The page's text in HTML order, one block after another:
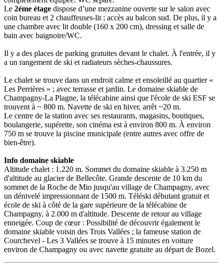
Le 2éme étage dispose d’une mezzanine ouverte sur le salon avec
coin bureau et 2 chauffeuses-lit ; accès au balcon sud. De plus, il y a
une chambre avec lit double (160 x 200 cm), dressing et salle de
bain avec baignoire/WC.
Il y a des places de parking gratuites devant le chalet. À l'entrée, il y
a un rangement de ski et radiateurs sèches-chaussures.
Le chalet se trouve dans un endroit calme et ensoleillé au quartier «
Les Perrières » ; avec terrasse et jardin. Le domaine skiable de
Champagny-La Plagne, la télécabine ainsi que l'école de ski ESF se
trouvent à ~ 800 m. Navette de ski en hiver, arrêt ~20 m.
Le centre de la station avec ses restaurants, magasins, boutiques,
boulangerie, supérette, son cinéma est à environ 800 m. À environ
750 m se trouve la piscine municipale (entre autres avec offre de
bien-être).
Info domaine skiable
Altitude chalet : 1.220 m. Sommet du domaine skiable à 3.250 m
d'altitude au glacier de Bellecôte. Grande descente de 10 km du
sommet de la Roche de Mio jusqu'au village de Champagny, avec
un dénivelé impressionnant de 1500 m. Téléski débutant gratuit et
école de ski à côté de la gare supérieure de la télécabine de
Champagny, à 2.000 m d'altitude. Descente de retour au village
enneigée. Coup de cœur : Possibilité de découvrir également le
domaine skiable voisin des Trois Vallées ; la fameuse station de
Courchevel - Les 3 Vallées se trouve à 15 minutes en voiture
environ de Champagny ou avec navette gratuite au départ de Bozel.